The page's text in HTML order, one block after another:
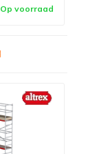
Op voorraad